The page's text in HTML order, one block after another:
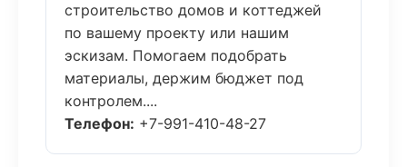
строительство домов и коттеджей
по вашему проекту или нашим
эскизам. Помогаем подобрать
материалы, держим бюджет под
контролем....
Телефон: +7-991-410-48-27